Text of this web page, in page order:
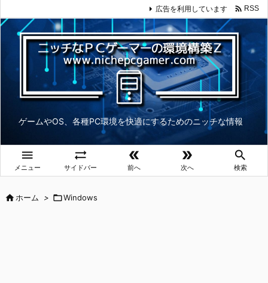
ゲームやOS、各種PC環境を快適にするためのニッチな情報

メニュー

サイドバー

前へ

次へ

検索
広告を利用しています  RSS
ホーム > Windows